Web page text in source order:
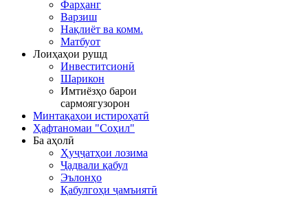
Фарҳанг
Варзиш
Нақлиёт ва комм.
Матбуот
Лоиҳаҳои рушд
Инвеститсионӣ
Шарикон
Имтиёзҳо барои
сармоягузорон
Минтақаҳои истироҳатӣ
Ҳафтаномаи "Соҳил"
Ба аҳолӣ
Ҳуҷҷатҳои лозима
Ҷадвали қабул
Эълонҳо
Қабулгоҳи ҷамъиятӣ